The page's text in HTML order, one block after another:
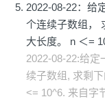
2022-08-22：给
个连续子数组，
大长度。 n ＜=
2022-08-22:给
续子数组, 求剩
<= 10^6. 来自字